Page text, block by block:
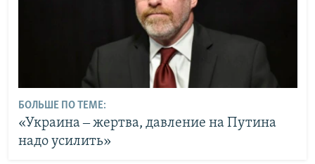
БОЛЬШЕ ПО ТЕМЕ:
«Украина ‒ жертва, давление на Путина
надо усилить»